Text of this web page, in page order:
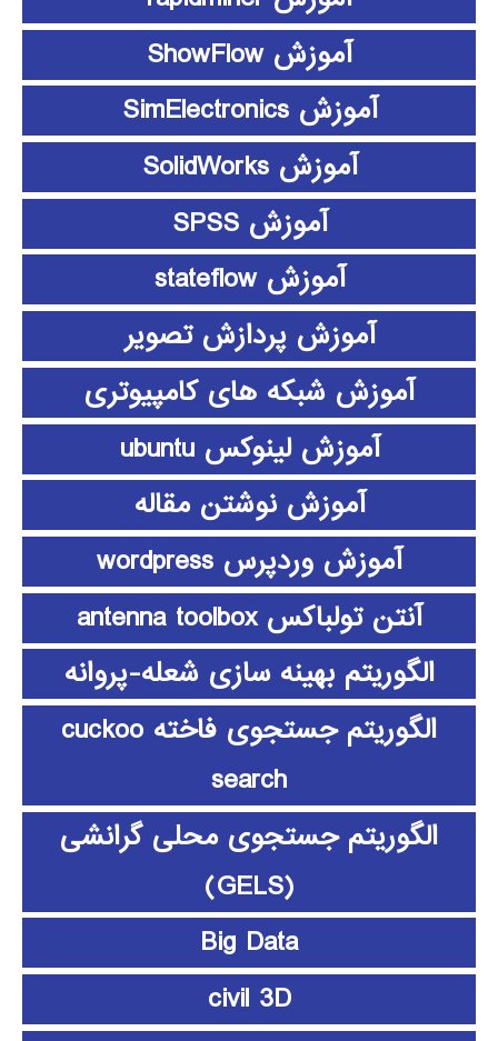
آموزش ShowFlow
آموزش SimElectronics
آموزش SolidWorks
آموزش SPSS
آموزش stateflow
آموزش پردازش تصویر
آموزش شبکه های کامپیوتری
آموزش لینوکس ubuntu
آموزش نوشتن مقاله
آموزش وردپرس wordpress
آنتن تولباکس antenna toolbox
الگوریتم بهینه سازی شعله-پروانه
الگوریتم جستجوی فاخته cuckoo
search
الگوریتم جستجوی محلی گرانشی
(GELS)
Big Data
civil 3D